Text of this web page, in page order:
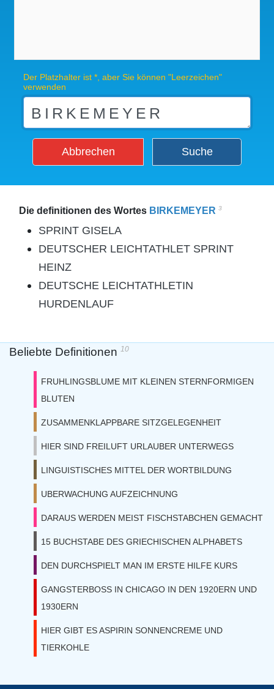
Der Platzhalter ist *, aber Sie können "Leerzeichen"
verwenden
Abbrechen Suche
Die definitionen des Wortes BIRKEMEYER 3
SPRINT GISELA
DEUTSCHER LEICHTATHLET SPRINT
HEINZ
DEUTSCHE LEICHTATHLETIN
HURDENLAUF
Beliebte Definitionen 10
FRUHLINGSBLUME MIT KLEINEN STERNFORMIGEN
BLUTEN
ZUSAMMENKLAPPBARE SITZGELEGENHEIT
HIER SIND FREILUFT URLAUBER UNTERWEGS
LINGUISTISCHES MITTEL DER WORTBILDUNG
UBERWACHUNG AUFZEICHNUNG
DARAUS WERDEN MEIST FISCHSTABCHEN GEMACHT
15 BUCHSTABE DES GRIECHISCHEN ALPHABETS
DEN DURCHSPIELT MAN IM ERSTE HILFE KURS
GANGSTERBOSS IN CHICAGO IN DEN 1920ERN UND
1930ERN
HIER GIBT ES ASPIRIN SONNENCREME UND
TIERKOHLE